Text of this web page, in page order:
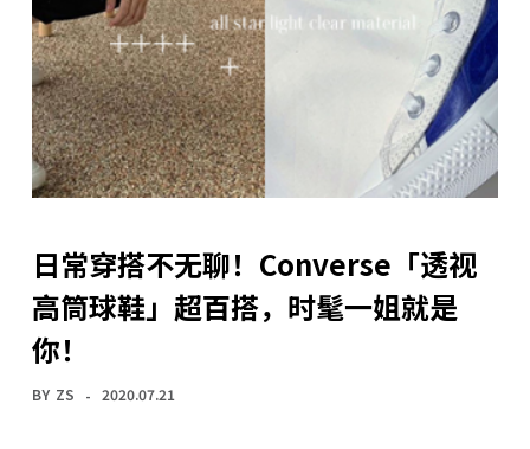
t
日常穿搭不无聊！Converse「透视
高筒球鞋」超百搭，时髦一姐就是
你！
BY ZS 2020.07.21